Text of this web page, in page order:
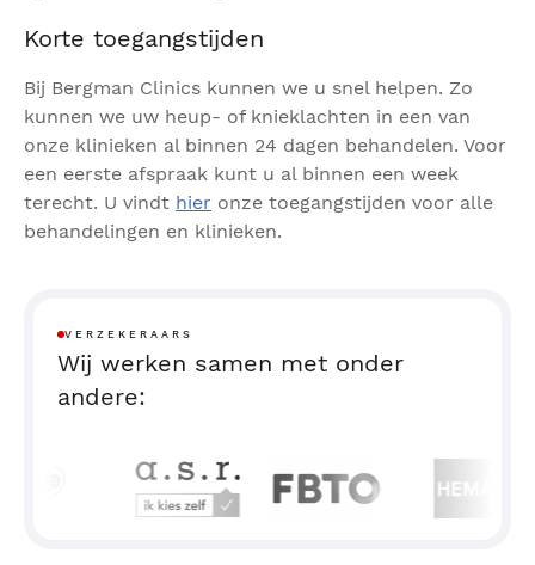
Korte toegangstijden
Bij Bergman Clinics kunnen we u snel helpen. Zo
kunnen we uw heup- of knieklachten in een van
onze klinieken al binnen 24 dagen behandelen. Voor
een eerste afspraak kunt u al binnen een week
terecht. U vindt hier onze toegangstijden voor alle
behandelingen en klinieken.
VERZEKERAARS
Wij werken samen met onder
andere: